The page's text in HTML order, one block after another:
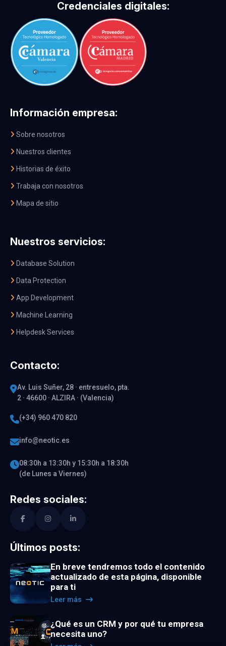
Credenciales digitales:
Información empresa:
Sobre nosotros
Nuestros clientes
Historias de éxito
Trabaja con nosotros
Mapa de sitio
Nuestros servicios:
Database Solution
Data Protection
App Development
Machine Learning
Helpdesk Services
Contacto:
Av. Luis Suñer, 28 · entresuelo, pta.
2 · 46600 · ALZIRA · (Valencia)
(+34) 960 470 820
info@neotic.es
08:30h a 13:30h y 15:30h a 18:30h
(de Lunes a Viernes)
Redes sociales:
Últimos posts:
En breve tendremos todo el contenido
actualizado de esta página, disponible
para ti
Leer más
¿Qué es un CRM y por qué tu empresa
necesita uno?